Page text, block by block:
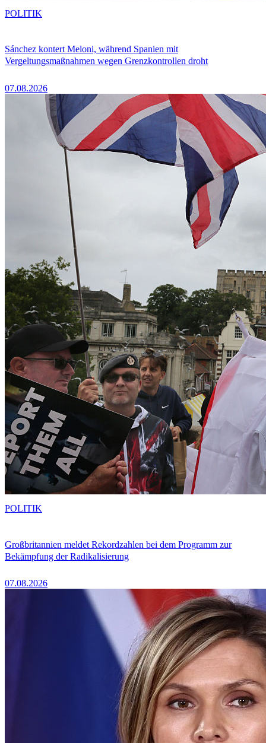
Sánchez kontert Meloni, während Spanien mit
Vergeltungsmaßnahmen wegen Grenzkontrollen droht
07.08.2026
POLITIK
Großbritannien meldet Rekordzahlen bei dem Programm zur
Bekämpfung der Radikalisierung
07.08.2026
POLITIK